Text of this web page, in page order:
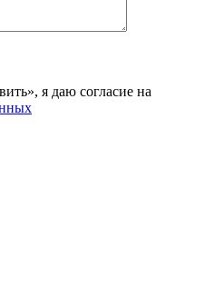
я даю согласие на